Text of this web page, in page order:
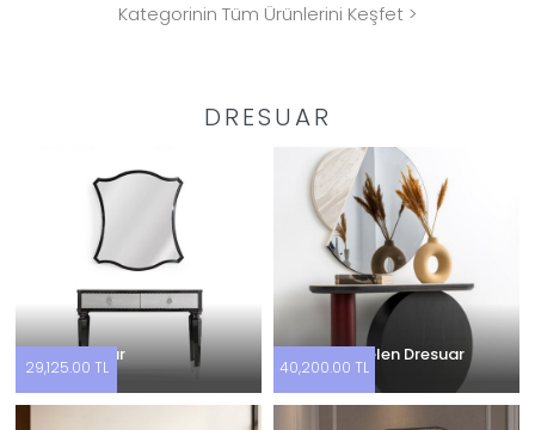
Kategorinin Tüm Ürünlerini Keşfet >
DRESUAR
Viva Dresuar
29,125.00 TL
Delta Porselen Dresuar
40,200.00 TL